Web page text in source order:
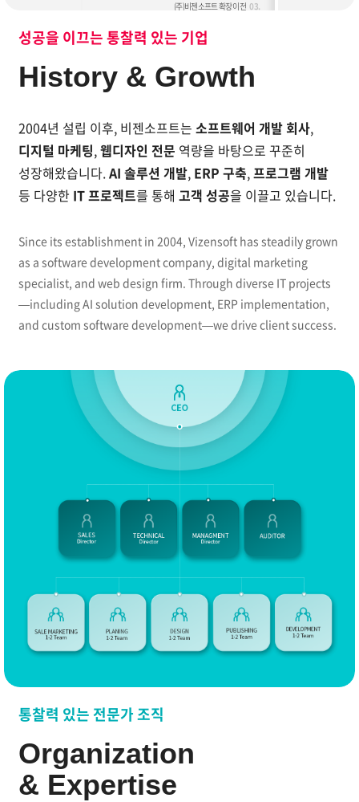
03.
(주)비젠소프트 확장 이전
11.
에이스골프닷컴 웹사이트 리뉴얼
꿈애하우징 웹사이트 리뉴얼
06.
영진닷컴 CBT 서비스
02.
웹로그분석 솔루션Ver4.0 개발
01.
병/의원 관리프로그램 Ver5.0 개발
2016
12.
다우기술 다우오피스 반응형 웹사이트 개발
11.
젬백스앤카엘 반응형 웹사이트 개발
생명보험사회공헌위원회 반응형 웹사이트 개발
06.
정부 3.0 키오스크 반응형 웹사이트 개발
05.
코오롱LSI 웹사이트 개발
04.
넷시스재팬 'dormy inn hotel' 숙박예약시스템 개발
03.
육군 리더십 센터 LMS 개발
12.
하나금융사보「하나가득」 반응형웹사이트 개발
12.
해외인프라개발협회 CI 및 어플리케이션 디자인
B2M 엔터테인먼트 CI 및 웹사이트 개발
06.
프로젝트 성과 통계 시스템 Ver 1.0 개발
KB손해보험 역사관 웹사이트 개발
영업률 통계 시스템 Ver 1.0 개발
2014
티엘성형외과 PC 및 모바일 웹사이트 개발
신촌연세병원 PC 및 모바일 웹사이트 개발
영업관리시스템 Ver2.0 개발
05.
대교CNS 꿈꾸는 달팽이 교육키즈탭 반응형웹 개발
03.
(주)비젠소프트 창립 10주년
2013
11.
더라인성형외과 웹사이트 개발
여행기쁨 가족여행사이트 개발
09.
유지보수관리 시스템 Ver 1.0 개발
2004년 설립 이래 소프트웨어 개발, AI 솔루션을 통해
성공을 이끄는 통찰력 있는 기업
History & Growth
2004년 설립 이후, 비젠소프트는 소프트웨어 개발 회사,
디지털 마케팅,웹디자인 전문 역량을 바탕으로 꾸준히
성장해왔습니다.AI 솔루션 개발, ERP 구축,프로그램 개발
등 다양한 IT 프로젝트를 통해 고객 성공을 이끌고 있습니다.
Since its establishment in 2004, Vizensoft has steadily grown
as a software development company, digital marketing
specialist, and web design firm. Through diverse IT projects
—including AI solution development, ERP implementation,
and custom software development—we drive client success.
AI전문기업, 웹개발 전문가, 디지털 마케팅 전문가로 구
통찰력 있는 전문가 조직
Organization
& Expertise